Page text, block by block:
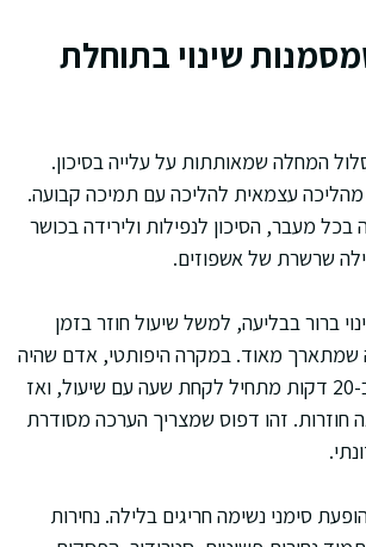
שינוי בתוחלת
המחלה שמאותתות על עלייה בסיכון.
עצמאית להליכה עם תמיכה קבועה.
מעבר, הסיכון לנפילות ולירידה בכושר
שרשרת של אשפוזים.
ברור בבליעה, למשל שיעול חוזר בזמן
שמתארך מאוד. במקרה היפותטי, אדם שהיה
אוכל ארוחה רגילה ב-20 דקות מתחיל לקחת שעה עם שיעול, ואז
חוזרות. זהו דפוס שמצריך הערכה מסודרת
סימני נשימה חריגים בלילה. נחירות